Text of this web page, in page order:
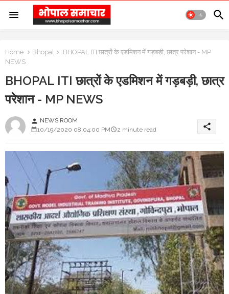
Home Bhopal
BHOPAL ITI छात्रों के एडमिशन में गड़बड़ी, छात्र परेशान - MP
NEWS
BHOPAL ITI छात्रों के एडमिशन में गड़बड़ी, छात्र
परेशान - MP NEWS
person NEWS ROOM
10/19/2020 08:04:00 PM
2 minute read share